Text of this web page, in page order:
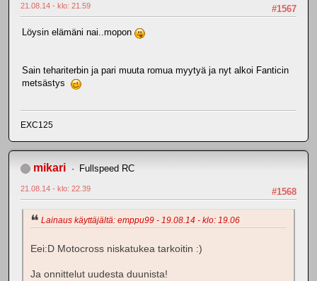
#1567
21.08.14 - klo: 21.59
Löysin elämäni nai..mopon
Sain tehariterbin ja pari muuta romua myytyä ja nyt alkoi Fanticin
metsästys
EXC125
mikari Fullspeed RC
#1568
21.08.14 - klo: 22.39
Lainaus käyttäjältä: emppu99 - 19.08.14 - klo: 19.06
Eei:D Motocross niskatukea tarkoitin :)
Ja onnittelut uudesta duunista!